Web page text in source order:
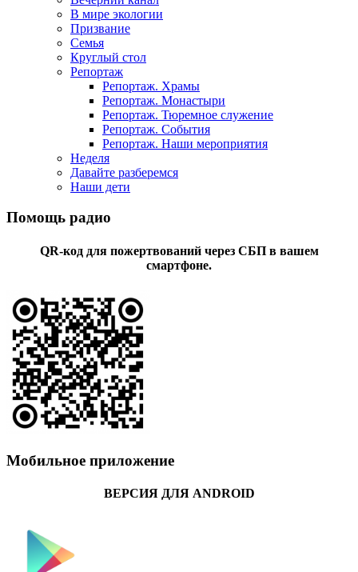
В мире экологии
Призвание
Семья
Круглый стол
Репортаж
Репортаж. Храмы
Репортаж. Монастыри
Репортаж. Тюремное служение
Репортаж. События
Репортаж. Наши мероприятия
Неделя
Давайте разберемся
Наши дети
Помощь радио
QR-код для пожертвований через СБП в вашем
смартфоне.
Мобильное приложение
ВЕРСИЯ ДЛЯ ANDROID